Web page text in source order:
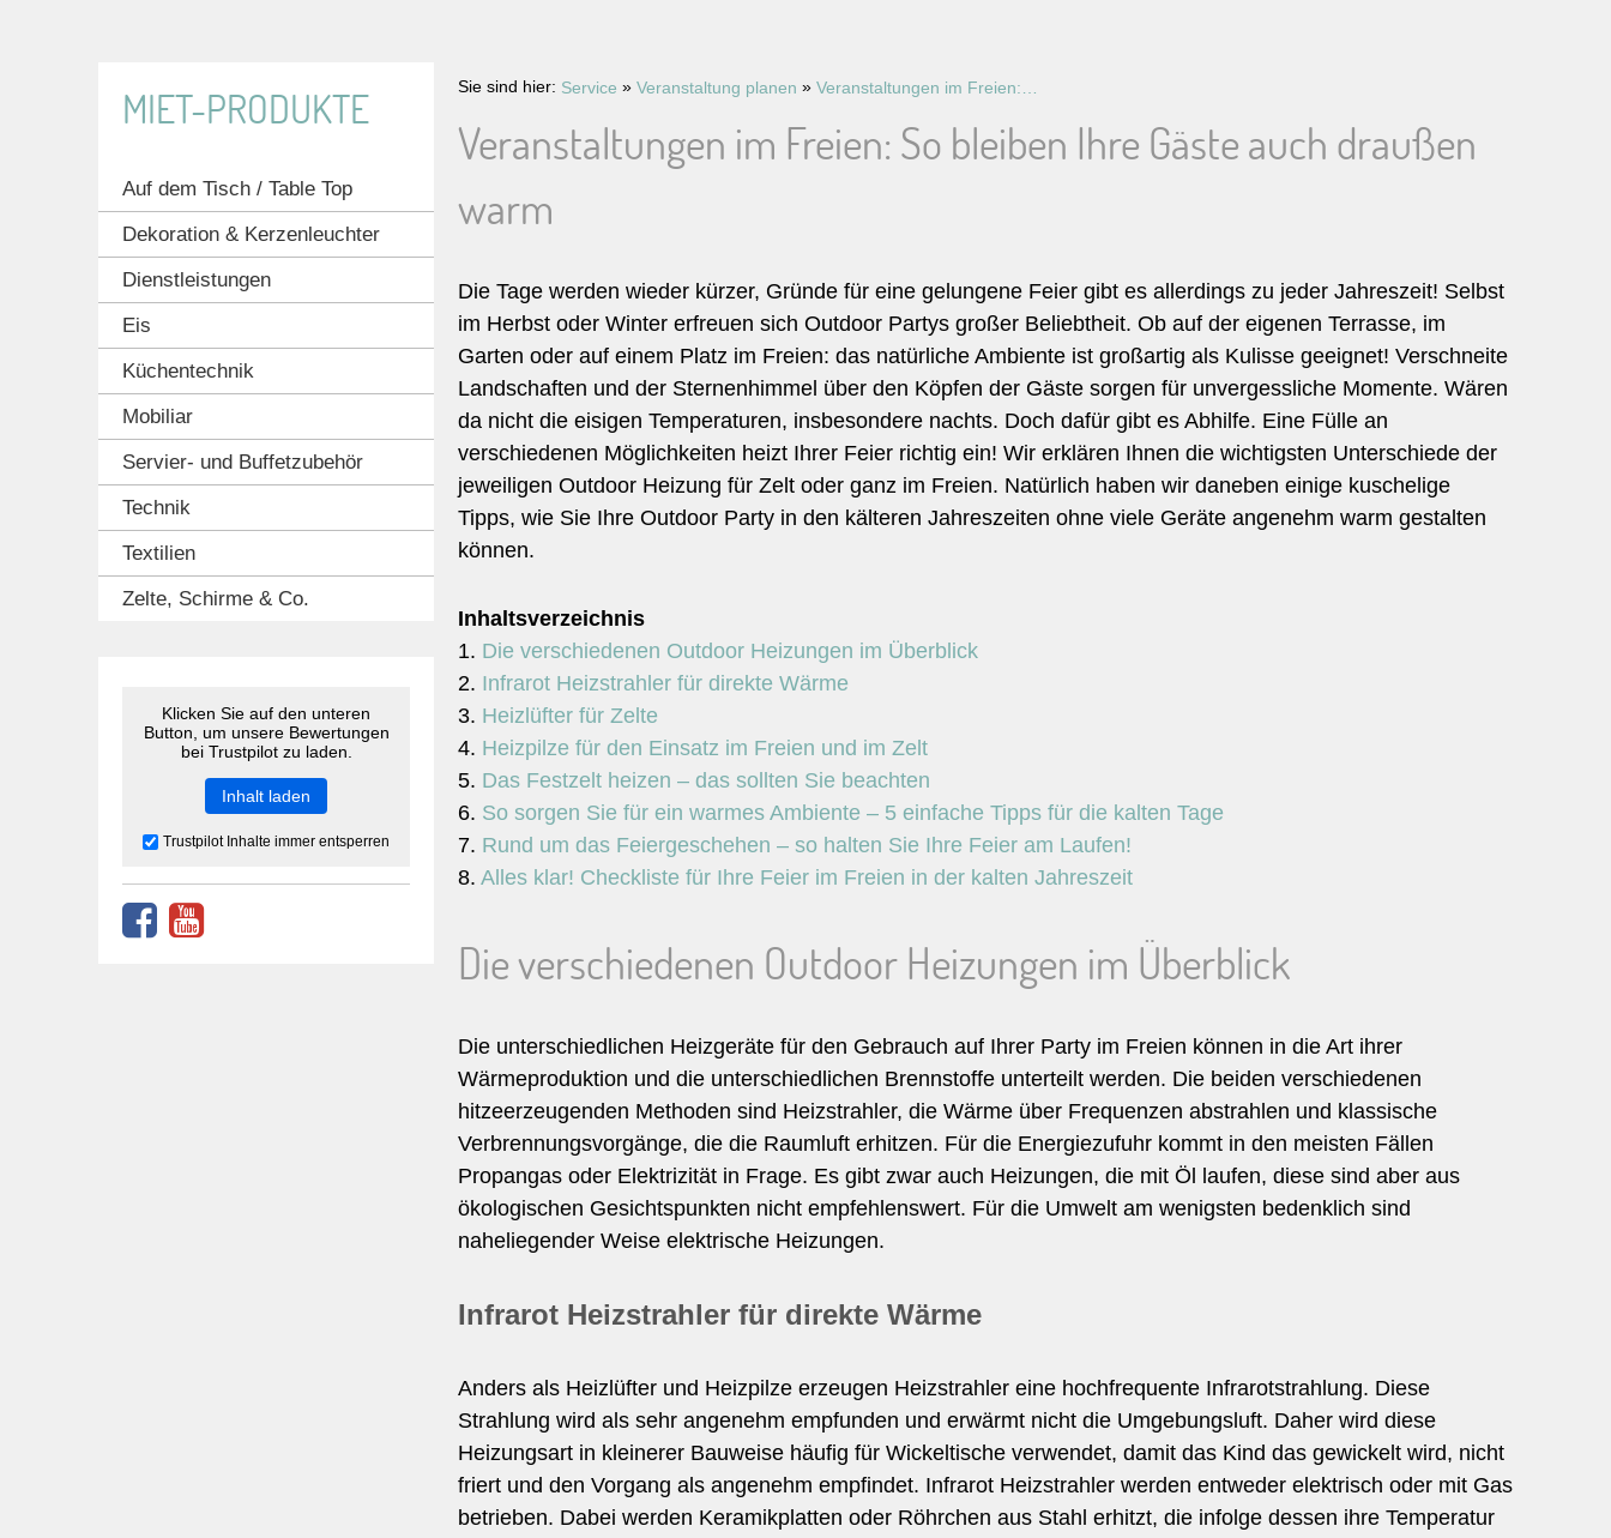
Sie sind hier: Service » Veranstaltung planen »
Veranstaltungen im Freien: So bleiben Ihre Gäste auch draußen
warm
Die Tage werden wieder kürzer, Gründe für eine gelungene Feier gibt es allerdings zu jeder Jahreszeit! Selbst
im Herbst oder Winter erfreuen sich Outdoor Partys großer Beliebtheit. Ob auf der eigenen Terrasse, im
Garten oder auf einem Platz im Freien: das natürliche Ambiente ist großartig als Kulisse geeignet! Verschneite
Landschaften und der Sternenhimmel über den Köpfen der Gäste sorgen für unvergessliche Momente. Wären
da nicht die eisigen Temperaturen, insbesondere nachts. Doch dafür gibt es Abhilfe. Eine Fülle an
verschiedenen Möglichkeiten heizt Ihrer Feier richtig ein! Wir erklären Ihnen die wichtigsten Unterschiede der
jeweiligen Outdoor Heizung für Zelt oder ganz im Freien. Natürlich haben wir daneben einige kuschelige
Tipps, wie Sie Ihre Outdoor Party in den kälteren Jahreszeiten ohne viele Geräte angenehm warm gestalten
können.
Inhaltsverzeichnis
1. Die verschiedenen Outdoor Heizungen im Überblick
2. Infrarot Heizstrahler für direkte Wärme
3. Heizlüfter für Zelte
4. Heizpilze für den Einsatz im Freien und im Zelt
5. Das Festzelt heizen – das sollten Sie beachten
6. So sorgen Sie für ein warmes Ambiente – 5 einfache Tipps für die kalten Tage
7. Rund um das Feiergeschehen – so halten Sie Ihre Feier am Laufen!
8. Alles klar! Checkliste für Ihre Feier im Freien in der kalten Jahreszeit
Die verschiedenen Outdoor Heizungen im Überblick
Die unterschiedlichen Heizgeräte für den Gebrauch auf Ihrer Party im Freien können in die Art ihrer
Wärmeproduktion und die unterschiedlichen Brennstoffe unterteilt werden. Die beiden verschiedenen
hitzeerzeugenden Methoden sind Heizstrahler, die Wärme über Frequenzen abstrahlen und klassische
Verbrennungsvorgänge, die die Raumluft erhitzen. Für die Energiezufuhr kommt in den meisten Fällen
Propangas oder Elektrizität in Frage. Es gibt zwar auch Heizungen, die mit Öl laufen, diese sind aber aus
ökologischen Gesichtspunkten nicht empfehlenswert. Für die Umwelt am wenigsten bedenklich sind
naheliegender Weise elektrische Heizungen.
Infrarot Heizstrahler für direkte Wärme
Anders als Heizlüfter und Heizpilze erzeugen Heizstrahler eine hochfrequente Infrarotstrahlung. Diese
Strahlung wird als sehr angenehm empfunden und erwärmt nicht die Umgebungsluft. Daher wird diese
Heizungsart in kleinerer Bauweise häufig für Wickeltische verwendet, damit das Kind das gewickelt wird, nicht
friert und den Vorgang als angenehm empfindet. Infrarot Heizstrahler werden entweder elektrisch oder mit Gas
betrieben. Dabei werden Keramikplatten oder Röhrchen aus Stahl erhitzt, die infolge dessen ihre Temperatur
MIET-PRODUKTE
Auf dem Tisch / Table Top
Dekoration & Kerzenleuchter
Dienstleistungen
Eis
Küchentechnik
Mobiliar
Servier- und Buffetzubehör
Technik
Textilien
Zelte, Schirme & Co.
Klicken Sie auf den unteren
Button, um unsere Bewertungen
bei Trustpilot zu laden.
Inhalt laden
Trustpilot Inhalte immer entsperren